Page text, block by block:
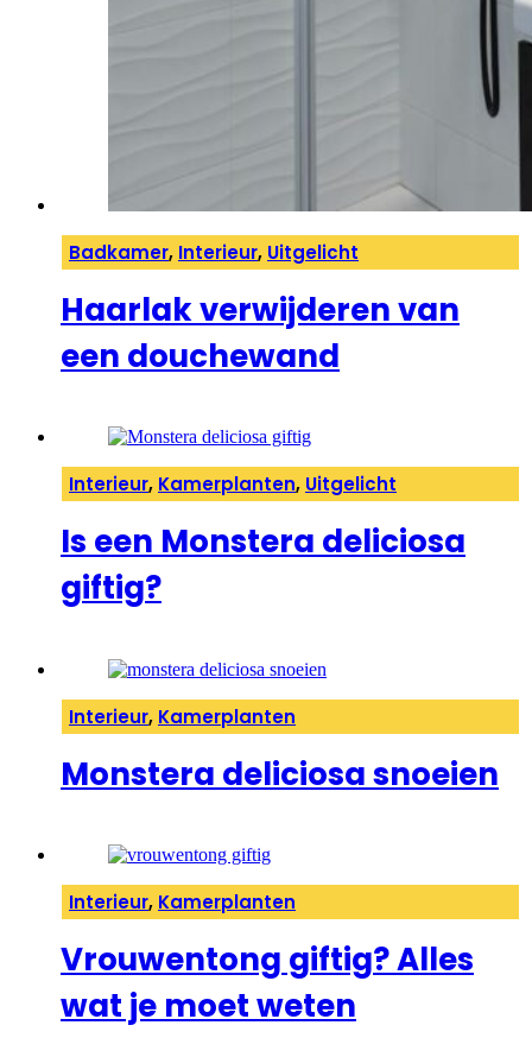
Badkamer, Interieur, Uitgelicht
Haarlak verwijderen van
een douchewand
Interieur, Kamerplanten, Uitgelicht
Is een Monstera deliciosa
giftig?
Interieur, Kamerplanten
Monstera deliciosa snoeien
Interieur, Kamerplanten
Vrouwentong giftig? Alles
wat je moet weten